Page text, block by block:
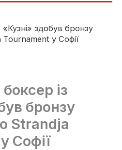
здобув бронзу
у Софії
із
бронзу
Strandja
Софії